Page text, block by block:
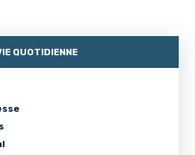
QUOTIDIENNE